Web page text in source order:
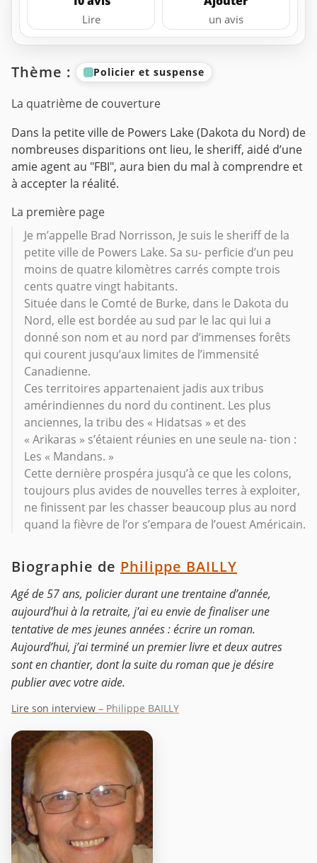
Lire un avis
Thème : Policier et suspense
La quatrième de couverture
Dans la petite ville de Powers Lake (Dakota du Nord) de
nombreuses disparitions ont lieu, le sheriff, aidé d’une
amie agent au "FBI", aura bien du mal à comprendre et
à accepter la réalité.
La première page
Je m’appelle Brad Norrisson, Je suis le sheriff de la
petite ville de Powers Lake. Sa su- perficie d’un peu
moins de quatre kilomètres carrés compte trois
cents quatre vingt habitants.
Située dans le Comté de Burke, dans le Dakota du
Nord, elle est bordée au sud par le lac qui lui a
donné son nom et au nord par d’immenses forêts
qui courent jusqu’aux limites de l’immensité
Canadienne.
Ces territoires appartenaient jadis aux tribus
amérindiennes du nord du continent. Les plus
anciennes, la tribu des « Hidatsas » et des
« Arikaras » s’étaient réunies en une seule na- tion :
Les « Mandans. »
Cette dernière prospéra jusqu’à ce que les colons,
toujours plus avides de nouvelles terres à exploiter,
ne finissent par les chasser beaucoup plus au nord
quand la fièvre de l’or s’empara de l’ouest Américain.
Biographie de Philippe BAILLY
Agé de 57 ans, policier durant une trentaine d’année,
aujourd’hui à la retraite, j’ai eu envie de finaliser une
tentative de mes jeunes années : écrire un roman.
Aujourd’hui, j’ai terminé un premier livre et deux autres
sont en chantier, dont la suite du roman que je désire
publier avec votre aide.
Lire son interview – Philippe BAILLY